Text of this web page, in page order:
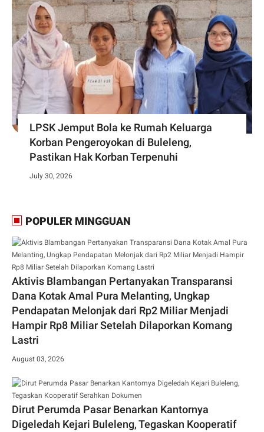
LPSK Jemput Bola ke Rumah Keluarga
Korban Pengeroyokan di Buleleng,
Pastikan Hak Korban Terpenuhi
July 30, 2026
POPULER MINGGUAN
Aktivis Blambangan Pertanyakan Transparansi
Dana Kotak Amal Pura Melanting, Ungkap
Pendapatan Melonjak dari Rp2 Miliar Menjadi
Hampir Rp8 Miliar Setelah Dilaporkan Komang
Lastri
August 03, 2026
Dirut Perumda Pasar Benarkan Kantornya
Digeledah Kejari Buleleng, Tegaskan Kooperatif